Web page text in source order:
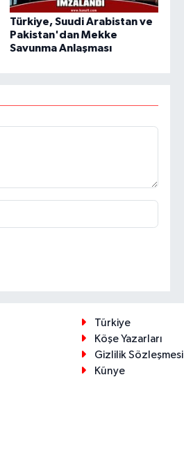
Türkiye, Suudi Arabistan ve
Pakistan'dan Mekke
Savunma Anlaşması
Türkiye
Köşe Yazarları
Gizlilik Sözleşmesi
Künye